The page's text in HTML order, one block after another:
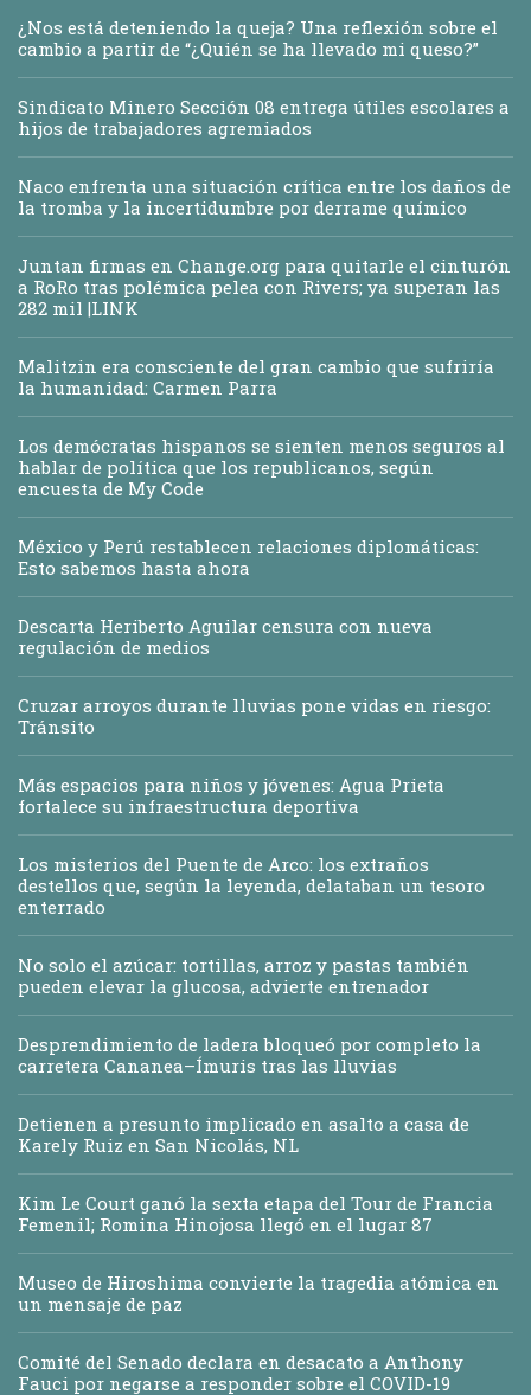
¿Nos está deteniendo la queja? Una reflexión sobre el
cambio a partir de “¿Quién se ha llevado mi queso?”
Sindicato Minero Sección 08 entrega útiles escolares a
hijos de trabajadores agremiados
Naco enfrenta una situación crítica entre los daños de
la tromba y la incertidumbre por derrame químico
Juntan firmas en Change.org para quitarle el cinturón
a RoRo tras polémica pelea con Rivers; ya superan las
282 mil |LINK
Malitzin era consciente del gran cambio que sufriría
la humanidad: Carmen Parra
Los demócratas hispanos se sienten menos seguros al
hablar de política que los republicanos, según
encuesta de My Code
México y Perú restablecen relaciones diplomáticas:
Esto sabemos hasta ahora
Descarta Heriberto Aguilar censura con nueva
regulación de medios
Cruzar arroyos durante lluvias pone vidas en riesgo:
Tránsito
Más espacios para niños y jóvenes: Agua Prieta
fortalece su infraestructura deportiva
Los misterios del Puente de Arco: los extraños
destellos que, según la leyenda, delataban un tesoro
enterrado
No solo el azúcar: tortillas, arroz y pastas también
pueden elevar la glucosa, advierte entrenador
Desprendimiento de ladera bloqueó por completo la
carretera Cananea–Ímuris tras las lluvias
Detienen a presunto implicado en asalto a casa de
Karely Ruiz en San Nicolás, NL
Kim Le Court ganó la sexta etapa del Tour de Francia
Femenil; Romina Hinojosa llegó en el lugar 87
Museo de Hiroshima convierte la tragedia atómica en
un mensaje de paz
Comité del Senado declara en desacato a Anthony
Fauci por negarse a responder sobre el COVID-19